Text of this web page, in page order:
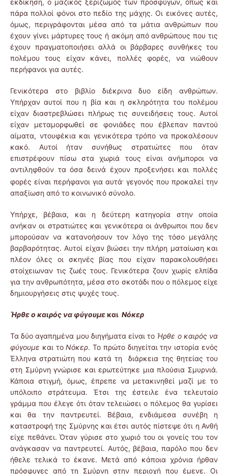
εκδίκηση, ο μαζικός ξεριζωμός των προσφύγων, όπως και
πάρα πολλοί φόνοι στο πεδίο της μάχης. Οι εικόνες αυτές,
όμως, περιγράφονται μέσα από τα μάτια ανθρώπων που
έχουν γίνει μάρτυρες τους ή ακόμη από ανθρώπους που τις
έχουν πραγματοποιήσει αλλά οι βάρβαρες συνθήκες του
πολέμου τους είχαν κάνει, πολλές φορές, να νιώθουν
περήφανοι για αυτές.
Γενικότερα στο βιβλίο διέκρινα δυο είδη ανθρώπων.
Υπήρχαν αυτοί που η βία και η σκληρότητα του πολέμου
είχαν διαστρεβλώσει πλήρως τις συνειδήσεις τους. Αυτοί
είχαν μεταμορφωθεί σε φονιάδες που έβλεπαν παντού
αίματα, ντουφέκια και γενικότερα τρόπο να προκαλέσουν
κακό. Αυτοί ήταν συνήθως στρατιώτες που όταν
επιστρέφουν πίσω στα χωριά τους είναι ανήμποροι να
αντιληφθούν τα όσα δεινά έχουν προξενήσει και πολλές
φορές είναι περήφανοι για αυτά. γεγονός που προκαλεί την
απαξίωση από το κοινωνικό σύνολο.
Υπήρχε, βέβαια, και η δεύτερη κατηγορία στην οποία
ανήκαν οι στρατιώτες και γενικότερα οι άνθρωποι που δεν
μπορούσαν να κατανοήσουν τον λόγο της τόσο μεγάλης
βαρβαρότητας. Αυτοί είχαν βιώσει την πλήρη ματαίωση και
πλέον όλες οι σκηνές βίας που είχαν παρακολουθήσει
στοίχειωναν τις ζωές τους. Γενικότερα ζουν χωρίς ελπίδα
για την ανθρωπότητα, μέσα στο σκοτάδι που ο πόλεμος είχε
δημιουργήσεις στις ψυχές τους.
Ήρθε ο καιρός να φύγουμε και Νόκερ
Τα δύο αγαπημένα μου διηγήματα είναι το Ήρθε ο καιρός να
φύγουμε και τοΝόκερ. Το πρώτο διηγείται την ιστορία ενός
Έλληνα στρατιώτη που κατά τη διάρκεια της θητείας του
στη Σμύρνη γνώρισε και ερωτεύτηκε μια πλούσια Σμυρνιά.
Κάποια στιγμή, όμως, έπρεπε να μετακινηθεί μαζί με το
υπόλοιπο στράτευμα. Έτσι της έστειλε ένα τελευταίο
γράμμα που έλεγε ότι όταν τελειώσει ο πόλεμος θα γυρίσει
και θα την παντρευτεί. Βέβαια, ενδιάμεσα συνέβη η
καταστροφή της Σμύρνης και έτσι αυτός πίστεψε ότι η Ανθή
είχε πεθάνει. Όταν γύρισε στο χωριό του οι γονείς του τον
ανάγκασαν να παντρευτεί. Αυτός, βέβαια, παρόλο που δεν
ήθελε τελικά το έκανε. Μετά από κάποια χρόνια ήρθαν
πρόσφυγες από τη Σμύρνη στην περιοχή που έμενε. Οι